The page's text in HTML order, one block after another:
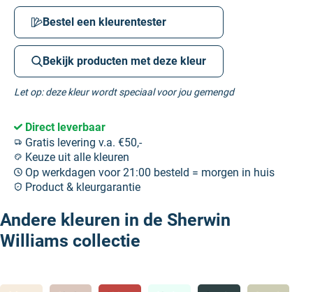
Bestel een kleurentester
Bekijk producten met deze kleur
Let op: deze kleur wordt speciaal voor jou gemengd
Direct leverbaar
Gratis levering v.a. €50,-
Keuze uit alle kleuren
Op werkdagen voor 21:00 besteld = morgen in huis
Product & kleurgarantie
Andere kleuren in de Sherwin
Williams collectie